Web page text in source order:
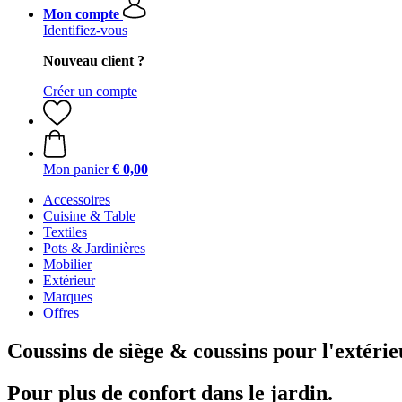
Mon compte
Identifiez-vous
Nouveau client ?
Créer un compte
Mon panier € 0,00
Accessoires
Cuisine & Table
Textiles
Pots & Jardinières
Mobilier
Extérieur
Marques
Offres
Coussins de siège & coussins pour
Pour plus de confort dans le jardin.